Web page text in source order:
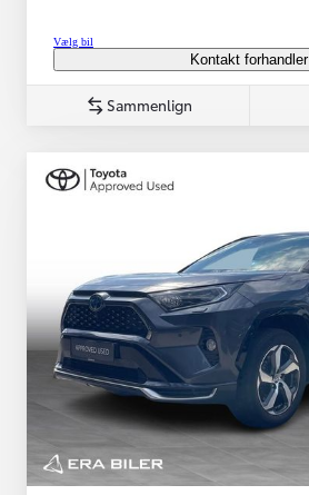
Vælg bil
Kontakt forhandler
Sammenlign